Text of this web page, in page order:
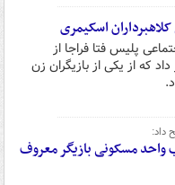
کلاهبرداران اسکیمری
پلیس فتا فراجا از
که از یکی از بازیگران زن
داد:
مسکونی بازیگر معروف